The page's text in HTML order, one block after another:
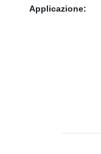
Applicazione: